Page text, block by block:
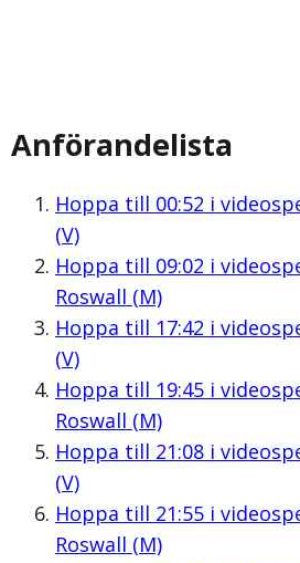
Anförandelista
Hoppa till 00:52 i
(V)
Hoppa till 09:02 i
Roswall (M)
Hoppa till 17:42 i
(V)
Hoppa till 19:45i
Roswall (M)
Hoppa till 21:08i
(V)
Hoppa till 21:55i
Roswall (M)